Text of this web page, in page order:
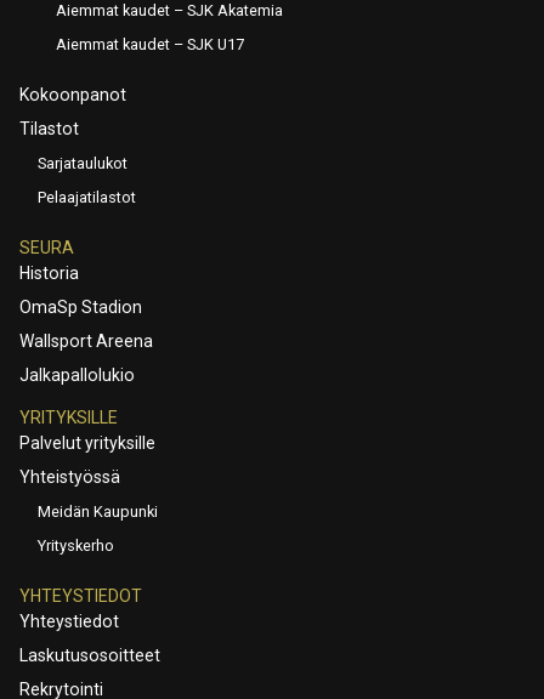
Aiemmat kaudet – SJK Akatemia
Aiemmat kaudet – SJK U17
Kokoonpanot
Tilastot
Sarjataulukot
Pelaajatilastot
SEURA
Historia
OmaSp Stadion
Wallsport Areena
Jalkapallolukio
YRITYKSILLE
Palvelut yrityksille
Yhteistyössä
Meidän Kaupunki
Yrityskerho
YHTEYSTIEDOT
Yhteystiedot
Laskutusosoitteet
Rekrytointi